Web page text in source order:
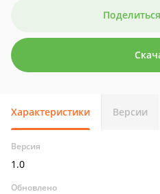
Характеристики Версии
Версия
1.0
Обновлено